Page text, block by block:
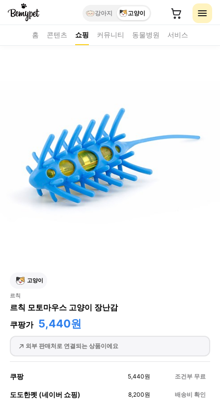
강아지 고양이
홈 콘텐츠 쇼핑 커뮤니티 동물병원 서비스
고양이
르칙
르칙 모토마우스 고양이 장난감
쿠팡가 5,440원
외부 판매처로 연결되는 상품이에요
쿠팡 5,440원 조건부 무료
도도한펫 (네이버 쇼핑) 8,200원 배송비 확인